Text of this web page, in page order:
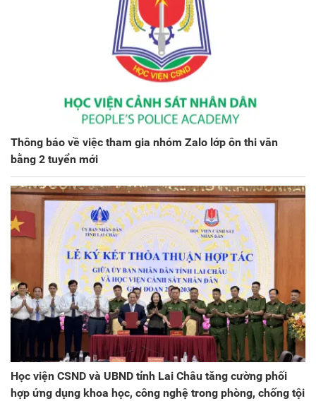
Thông báo về việc tham gia nhóm Zalo lớp ôn thi văn
bằng 2 tuyển mới
Học viện CSND và UBND tỉnh Lai Châu tăng cường phối
hợp ứng dụng khoa học, công nghệ trong phòng, chống tội